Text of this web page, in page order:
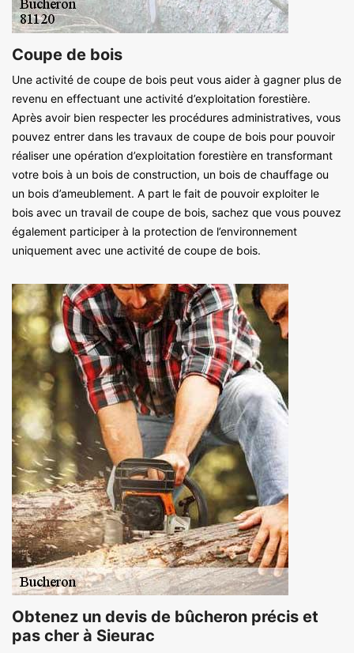
Coupe de bois
Une activité de coupe de bois peut vous aider à gagner plus de
revenu en effectuant une activité d’exploitation forestière.
Après avoir bien respecter les procédures administratives, vous
pouvez entrer dans les travaux de coupe de bois pour pouvoir
réaliser une opération d’exploitation forestière en transformant
votre bois à un bois de construction, un bois de chauffage ou
un bois d’ameublement. A part le fait de pouvoir exploiter le
bois avec un travail de coupe de bois, sachez que vous pouvez
également participer à la protection de l’environnement
uniquement avec une activité de coupe de bois.
Obtenez un devis de bûcheron précis et
pas cher à Sieurac